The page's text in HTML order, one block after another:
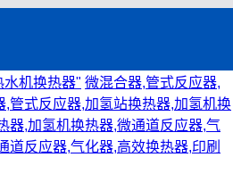
水机换热器" 微混合器,管式反应器,
,管式反应器,加氢站换热器,加氢机换
器,加氢机换热器,微通道反应器,气
道反应器,气化器,高效换热器,印刷